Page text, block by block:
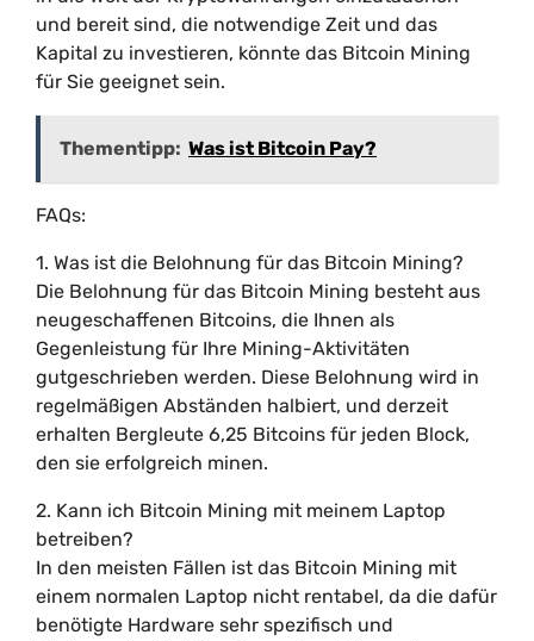
und bereit sind, die notwendige Zeit und das
Kapital zu investieren, könnte das Bitcoin Mining
für Sie geeignet sein.
Thementipp: Was ist Bitcoin Pay?
FAQs:
1. Was ist die Belohnung für das Bitcoin Mining?
Die Belohnung für das Bitcoin Mining besteht aus
neugeschaffenen Bitcoins, die Ihnen als
Gegenleistung für Ihre Mining-Aktivitäten
gutgeschrieben werden. Diese Belohnung wird in
regelmäßigen Abständen halbiert, und derzeit
erhalten Bergleute 6,25 Bitcoins für jeden Block,
den sie erfolgreich minen.
2. Kann ich Bitcoin Mining mit meinem Laptop
betreiben?
In den meisten Fällen ist das Bitcoin Mining mit
einem normalen Laptop nicht rentabel, da die dafür
benötigte Hardware sehr spezifisch und